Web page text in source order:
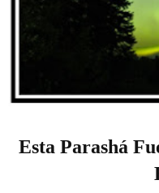
Esta Parashá F